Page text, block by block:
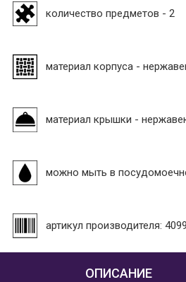
количество предметов - 2
материал корпуса -
материал крышки -
можно мыть в
артикул производителя:
ОПИСАНИЕ